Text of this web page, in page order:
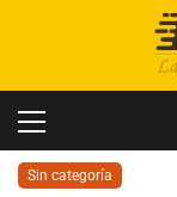
principal
Sin categoría